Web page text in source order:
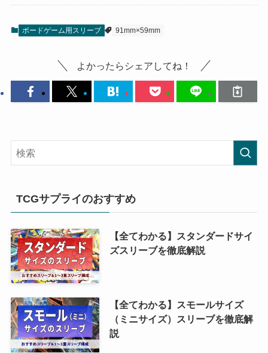
ボードゲーム用スリーブ 91mm×59mm
よかったらシェアしてね！
TCGサプライのおすすめ
【全てわかる】スタンダードサイ
ズスリーブを徹底解説
【全てわかる】スモールサイズ
（ミニサイズ）スリーブを徹底解
説